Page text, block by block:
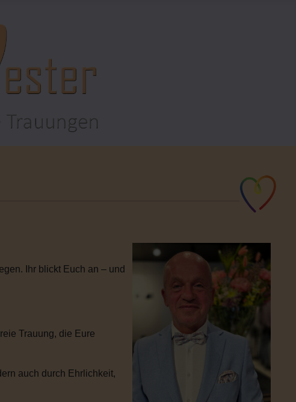
Ihr blickt Euch an – und
Trauung, die Eure
auch durch Ehrlichkeit,